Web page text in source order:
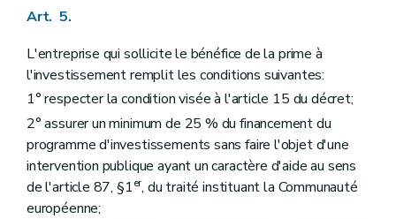
Art. 5.
L'entreprise qui sollicite le bénéfice de la prime à
l'investissement remplit les conditions suivantes:
1° respecter la condition visée à l'article 15 du décret;
2° assurer un minimum de 25 % du financement du
programme d'investissements sans faire l'objet d'une
intervention publique ayant un caractère d'aide au sens
de l'article 87, §1er, du traité instituant la Communauté
européenne;